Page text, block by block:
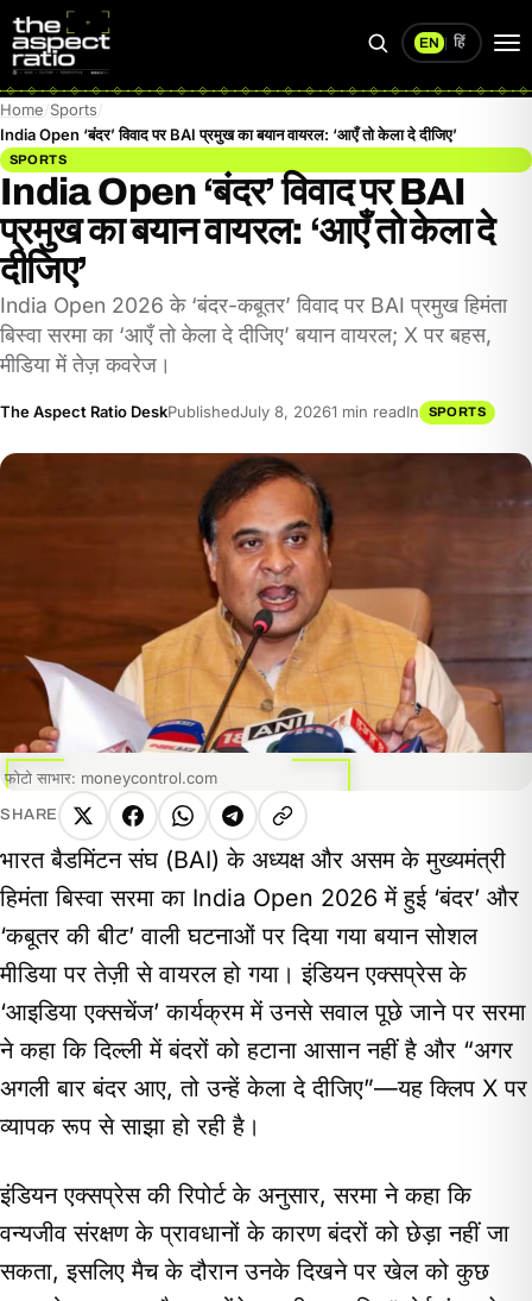
Search
EN हिं
Home Sports
India Open ‘बंदर’ विवाद पर BAI प्रमुख का बयान वायरल: ‘आएँ तो केला दे दीजिए’
SPORTS
India Open ‘बंदर’ विवाद पर BAI
प्रमुख का बयान वायरल: ‘आएँ तो केला दे
दीजिए’
India Open 2026 के ‘बंदर-कबूतर’ विवाद पर BAI प्रमुख हिमंता
बिस्वा सरमा का ‘आएँ तो केला दे दीजिए’ बयान वायरल; X पर बहस,
मीडिया में तेज़ कवरेज।
The Aspect Ratio DeskPublishedJuly 8, 20261 min readIn SPORTS
फोटो साभार: moneycontrol.com
SHARE
X FacebookWhatsApp
Telegram
Copy
link
भारत बैडमिंटन संघ (BAI) के अध्यक्ष और असम के मुख्यमंत्री
हिमंता बिस्वा सरमा का India Open 2026 में हुई ‘बंदर’ और
‘कबूतर की बीट’ वाली घटनाओं पर दिया गया बयान सोशल
मीडिया पर तेज़ी से वायरल हो गया। इंडियन एक्सप्रेस के
‘आइडिया एक्सचेंज’ कार्यक्रम में उनसे सवाल पूछे जाने पर सरमा
ने कहा कि दिल्ली में बंदरों को हटाना आसान नहीं है और “अगर
अगली बार बंदर आए, तो उन्हें केला दे दीजिए”—यह क्लिप X पर
व्यापक रूप से साझा हो रही है।
इंडियन एक्सप्रेस की रिपोर्ट के अनुसार, सरमा ने कहा कि
वन्यजीव संरक्षण के प्रावधानों के कारण बंदरों को छेड़ा नहीं जा
सकता, इसलिए मैच के दौरान उनके दिखने पर खेल को कुछ